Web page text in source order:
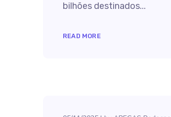
bilhões destinados...
READ MORE